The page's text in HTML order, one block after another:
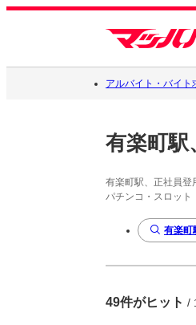
アルバイト・バイト
有楽町駅
有楽町駅、正社員登
パチンコ・スロット
有楽町
49件がヒット /